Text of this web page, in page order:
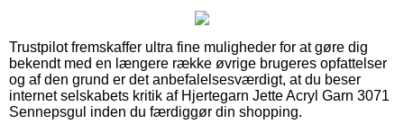
Trustpilot fremskaffer ultra fine muligheder for at gøre dig
bekendt med en længere række øvrige brugeres opfattelser
og af den grund er det anbefalelsesværdigt, at du beser
internet selskabets kritik af Hjertegarn Jette Acryl Garn 3071
Sennepsgul inden du færdiggør din shopping.